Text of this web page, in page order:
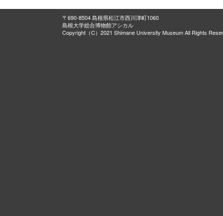
〒690-8504 島根県松江市西川津町1060
島根大学総合博物館アシカル
Copyright（C）2021 Shimane University Museum All Rights